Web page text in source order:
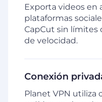
Exporta videos en
plataformas
CapCut sin límites
de velocidad.
Conexión
Planet VPN utiliza